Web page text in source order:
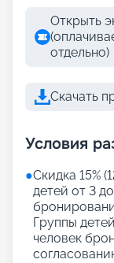
Открыть
отдельно)
Скачать
Условия
●Скидка 15%
детей от 3
Группы
человек